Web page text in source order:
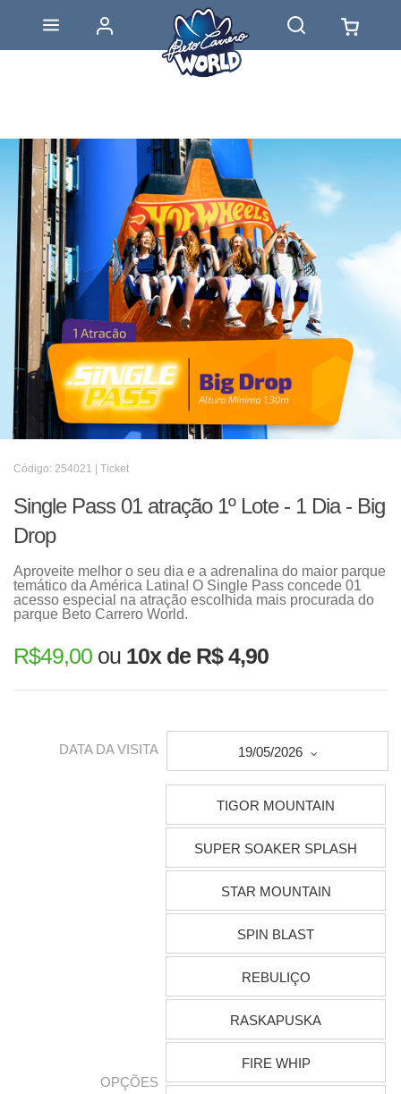
Código: 254021 | Ticket
Single Pass 01 atração 1º Lote - 1 Dia - Big
Drop
Aproveite melhor o seu dia e a adrenalina do maior parque
temático da América Latina! O Single Pass concede 01
acesso especial na atração escolhida mais procurada do
parque Beto Carrero World.
R$49,00 ou 10x de R$ 4,90
DATA DA VISITA 19/05/2026
OPÇÕES
TIGOR MOUNTAIN
SUPER SOAKER SPLASH
STAR MOUNTAIN
SPIN BLAST
REBULIÇO
RASKAPUSKA
FIRE WHIP